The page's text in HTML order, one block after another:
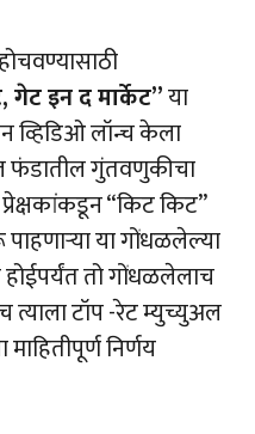
इन द मार्केट”या
लॉन्च केला
फंडातील गुंतवणुकीचा
“किट किट”
या गोंधळलेल्या
तो गोंधळलेलाच
टॉप -रेट म्युच्युअल
निर्णय